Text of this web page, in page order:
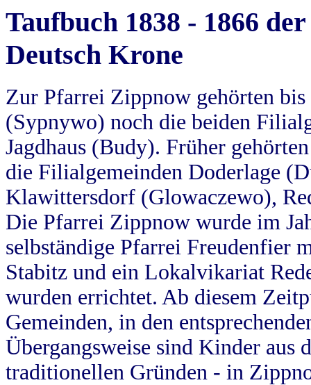
Taufbuch 1838 - 1866
Deutsch Krone
Zur Pfarrei Zippnow gehörten
(Sypnywo) noch die beiden
Jagdhaus (Budy). Früher
die Filialgemeinden Doderlage
Klawittersdorf (Glowaczewo),
Die Pfarrei Zippnow wurde im
selbständige Pfarrei Freudenfier
Stabitz und ein Lokalvikariat
wurden errichtet. Ab diesem
Gemeinden, in den
Übergangsweise sind Kinder aus
traditionellen Gründen - in